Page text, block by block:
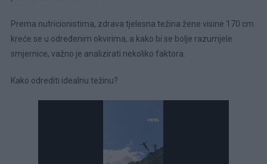
Prema nutricionistima, zdrava tjelesna težina žene visine 170 cm
kreće se u određenim okvirima, a kako bi se bolje razumjele
smjernice, važno je analizirati nekoliko faktora.
Kako odrediti idealnu težinu?